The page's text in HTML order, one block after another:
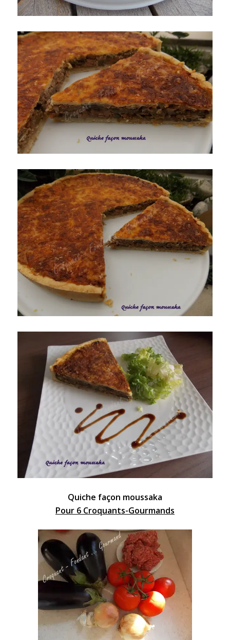
Quiche façon moussaka
Pour 6 Croquants-Gourmands